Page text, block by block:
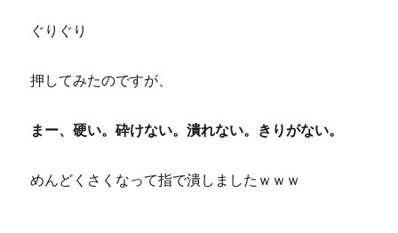
ぐりぐり
押してみたのですが、
まー、硬い。砕けない。潰れない。きりがない。
めんどくさくなって指で潰しましたｗｗｗ